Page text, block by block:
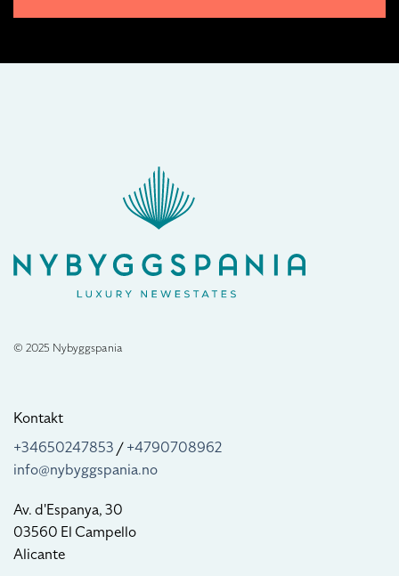
© 2025 Nybyggspania
Kontakt
+34650247853/+4790708962
info@nybyggspania.no
Av. d'Espanya, 30
03560 El Campello
Alicante